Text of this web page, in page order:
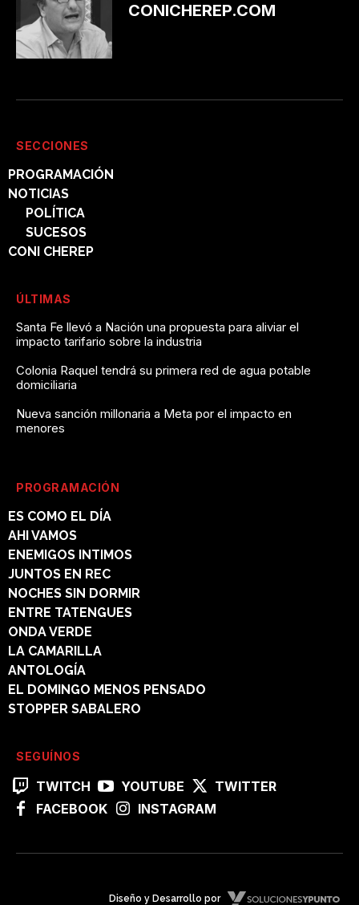
CONICHEREP.COM
SECCIONES
PROGRAMACIÓN
NOTICIAS
POLÍTICA
SUCESOS
CONI CHEREP
ÚLTIMAS
Santa Fe llevó a Nación una propuesta para aliviar el
impacto tarifario sobre la industria
Colonia Raquel tendrá su primera red de agua potable
domiciliaria
Nueva sanción millonaria a Meta por el impacto en
menores
PROGRAMACIÓN
ES COMO EL DÍA
AHI VAMOS
ENEMIGOS INTIMOS
JUNTOS EN REC
NOCHES SIN DORMIR
ENTRE TATENGUES
ONDA VERDE
LA CAMARILLA
ANTOLOGÍA
EL DOMINGO MENOS PENSADO
STOPPER SABALERO
SEGUÍNOS
TWITCH YOUTUBE
TWITTER
FACEBOOK
INSTAGRAM
Diseño y Desarrollo por